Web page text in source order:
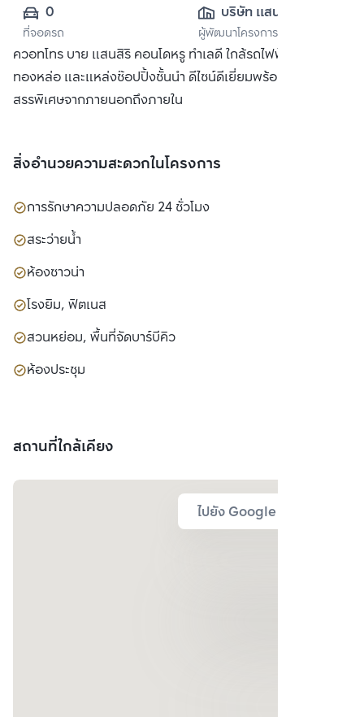
0
ที่จอดรถ
บริษัท แสนสิริ
จำกัด (มหาชน)
ผู้พัฒนาโครงการ
ควอทโทร บาย แสนสิริ คอนโดหรู ทำเลดี ใกล้รถไฟฟ้า BTS
ทองหล่อ และแหล่งช๊อปปิ้งชั้นนำ ดีไซน์ดีเยี่ยมพร้อมวัสดุที่คัด
สรรพิเศษจากภายนอกถึงภายใน
สิ่งอำนวยความสะดวกในโครงการ
การรักษาความปลอดภัย 24 ชั่วโมง
สระว่ายน้ำ
ห้องซาวน่า
โรงยิม, ฟิตเนส
สวนหย่อม, พื้นที่จัดบาร์บีคิว
ห้องประชุม
สถานที่ใกล้เคียง
ไปยัง Google Map